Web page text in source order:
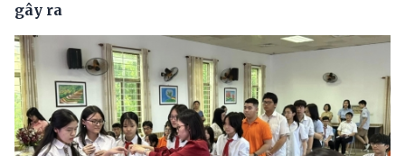
gây ra